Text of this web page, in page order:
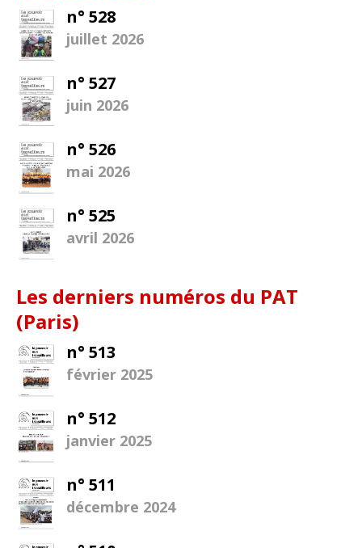
n° 528
juillet 2026
n° 527
juin 2026
n° 526
mai 2026
n° 525
avril 2026
Les derniers numéros du PAT
(Paris)
n° 513
février 2025
n° 512
janvier 2025
n° 511
décembre 2024